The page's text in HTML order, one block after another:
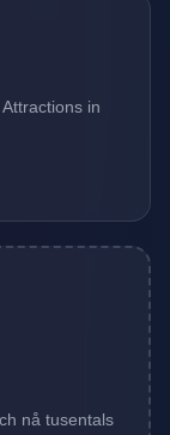
in
nå tusentals